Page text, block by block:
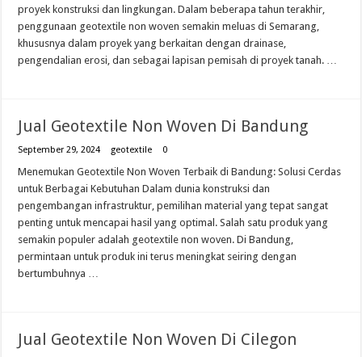
proyek konstruksi dan lingkungan. Dalam beberapa tahun terakhir,
penggunaan geotextile non woven semakin meluas di Semarang,
khususnya dalam proyek yang berkaitan dengan drainase,
pengendalian erosi, dan sebagai lapisan pemisah di proyek tanah. …
Jual Geotextile Non Woven Di Bandung
September 29, 2024 geotextile 0
Menemukan Geotextile Non Woven Terbaik di Bandung: Solusi Cerdas
untuk Berbagai Kebutuhan Dalam dunia konstruksi dan
pengembangan infrastruktur, pemilihan material yang tepat sangat
penting untuk mencapai hasil yang optimal. Salah satu produk yang
semakin populer adalah geotextile non woven. Di Bandung,
permintaan untuk produk ini terus meningkat seiring dengan
bertumbuhnya …
Jual Geotextile Non Woven Di Cilegon